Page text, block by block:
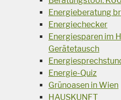
Energieberatung
Energiechecker
Energiesparen im
Gerätetausch
Energie-Quiz
Grünoasen in Wien
HAUSKUNFT